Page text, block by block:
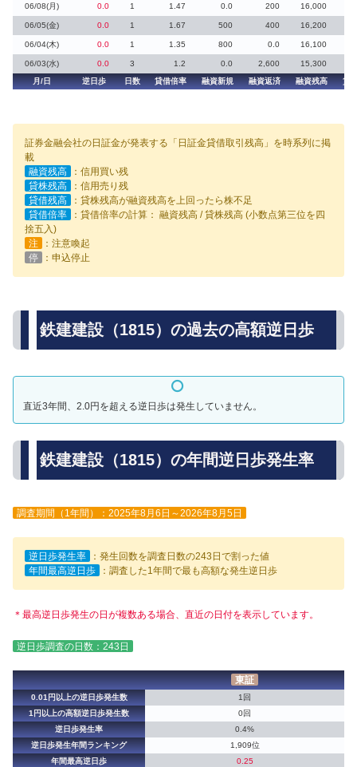
06/08(月) 0.0 1 1.47 0.0 200 16,000
06/05(金) 0.0 1 1.67 500 400 16,200
06/04(木) 0.0 1 1.35 800 0.0 16,100
06/03(水) 0.0 3 1.2 0.0 2,600
15,300
月/日
逆日歩 日数 貸借倍率 融資新規 融資返済 融資残高 貸
証券金融会社の日証金が発表する「日証金貸借取引残高」を時系列に掲
載
融資残高
：信用買い残
貸株残高
：信用売り残
貸借残高
：貸株残高が融資残高を上回ったら株不足
貸借倍率
：貸借倍率の計算： 融資残高 / 貸株残高 (小数点第三位を四
捨五入)
注
：注意喚起
停
：申込停止
鉄建建設（1815）の過去の高額逆日歩
直近3年間、2.0円を超える逆日歩は発生していません。
鉄建建設（1815）の年間逆日歩発生率
調査期間（1年間）：2025年8月6日～2026年8月5日
逆日歩発生率
：発生回数を調査日数の243日で割った値
年間最高逆日歩
：調査した1年間で最も高額な発生逆日歩
＊最高逆日歩発生の日が複数ある場合、直近の日付を表示しています。
逆日歩調査の日数：243日
東証
0.01円以上の逆日歩発生数
1回
1円以上の高額逆日歩発生数
0回
逆日歩発生率
0.4%
逆日歩発生年間ランキング
1,909位
年間最高逆日歩
0.25